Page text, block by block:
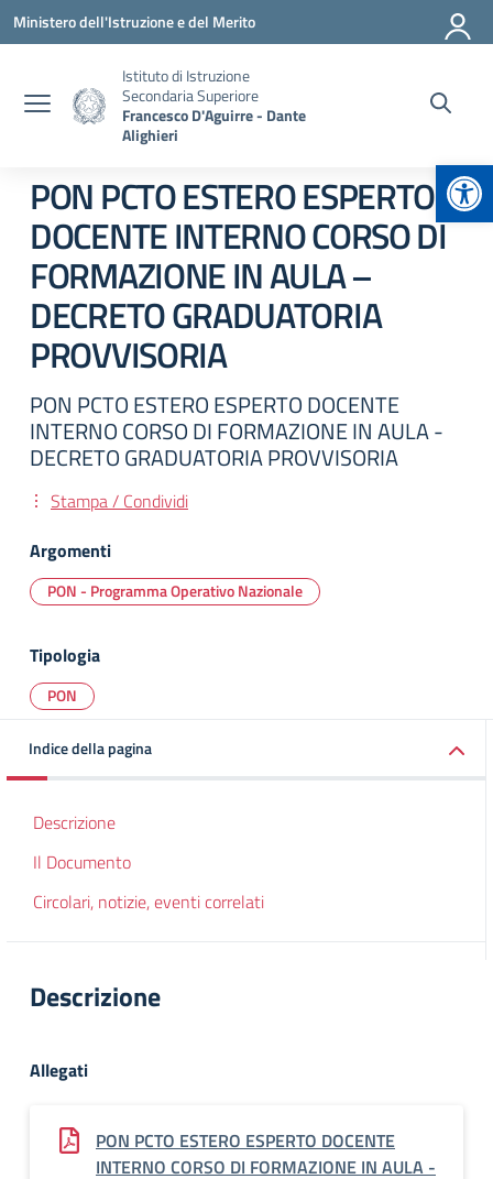
Vai ai contenuti
Vai al menu di navigazione
Vai al footer
Ministero dell'Istruzione e del Merito
Istituto di Istruzione
Secondaria Superiore
Francesco D'Aguirre - Dante
Alighieri
PON PCTO ESTERO ESPERTO
DOCENTE INTERNO CORSO DI
FORMAZIONE IN AULA –
DECRETO GRADUATORIA
PROVVISORIA
PON PCTO ESTERO ESPERTO DOCENTE
INTERNO CORSO DI FORMAZIONE IN AULA -
DECRETO GRADUATORIA PROVVISORIA
Stampa / Condividi
Argomenti
PON - Programma Operativo Nazionale
Tipologia
PON
Indice della pagina
Descrizione
Il Documento
Circolari, notizie, eventi correlati
Descrizione
Allegati
PON PCTO ESTERO ESPERTO DOCENTE
INTERNO CORSO DI FORMAZIONE IN AULA -